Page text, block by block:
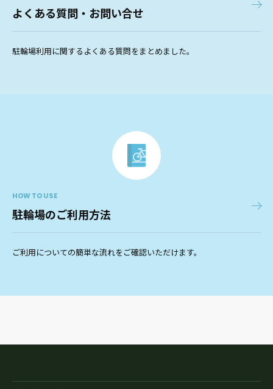
よくある質問・お問い合せ
駐輪場利用に関するよくある質問をまとめました。
HOW TO USE
駐輪場のご利用方法
ご利用についての簡単な流れをご確認いただけます。